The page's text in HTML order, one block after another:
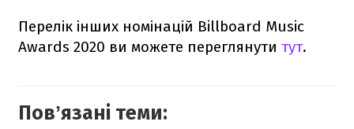
Перелік інших номінацій Billboard Music
Awards 2020 ви можете переглянути тут.
Повʼязані теми: